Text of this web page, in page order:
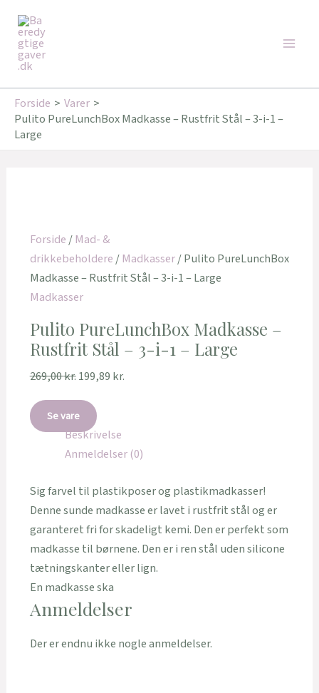
indholdet
Forside
Varer
Pulito PureLunchBox Madkasse – Rustfrit Stål – 3-i-1 –
Large
Tilbud!
Forside/Mad- &
drikkebeholdere/Madkasser/ Pulito PureLunchBox
Madkasse – Rustfrit Stål – 3-i-1 – Large
Madkasser
Pulito PureLunchBox Madkasse –
Rustfrit Stål – 3-i-1 – Large
269,00kr.
269,00 kr..
199,89 kr.
199,89 kr..
Se vare
Beskrivelse
Anmeldelser (0)
Sig farvel til plastikposer og plastikmadkasser!
Denne sunde madkasse er lavet i rustfrit stål og er
garanteret fri for skadeligt kemi. Den er perfekt som
madkasse til børnene. Den er i ren stål uden silicone
tætningskanter eller lign.
En madkasse ska
Anmeldelser
Der er endnu ikke nogle anmeldelser.
Tilbud!
Tilbud!
249,00 kr..199,20 kr..